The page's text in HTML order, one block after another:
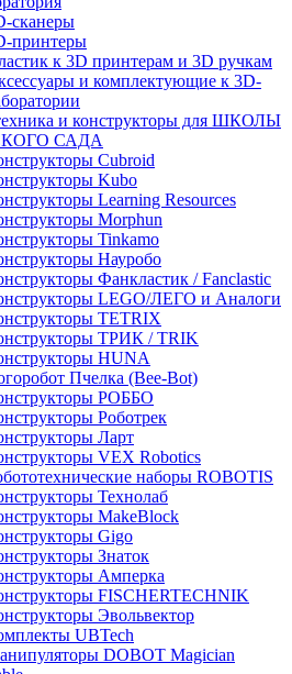
сканеры
принтеры
к 3D принтерам и 3D ручкам
и комплектующие к 3D-
и конструкторы для ШКОЛЫ
САДА
Cubroid
Kubo
Learning Resources
Morphun
Tinkamo
Науробо
Фанкластик / Fanclastic
LEGO/ЛЕГО и Аналоги
TETRIX
ТРИК / TRIK
HUNA
Пчелка (Bee-Bot)
РОББО
Роботрек
Ларт
VEX Robotics
наборы ROBOTIS
Технолаб
MakeBlock
Gigo
Знаток
Амперка
FISCHERTECHNIK
Эвольвектор
UBTech
DOBOT Magician